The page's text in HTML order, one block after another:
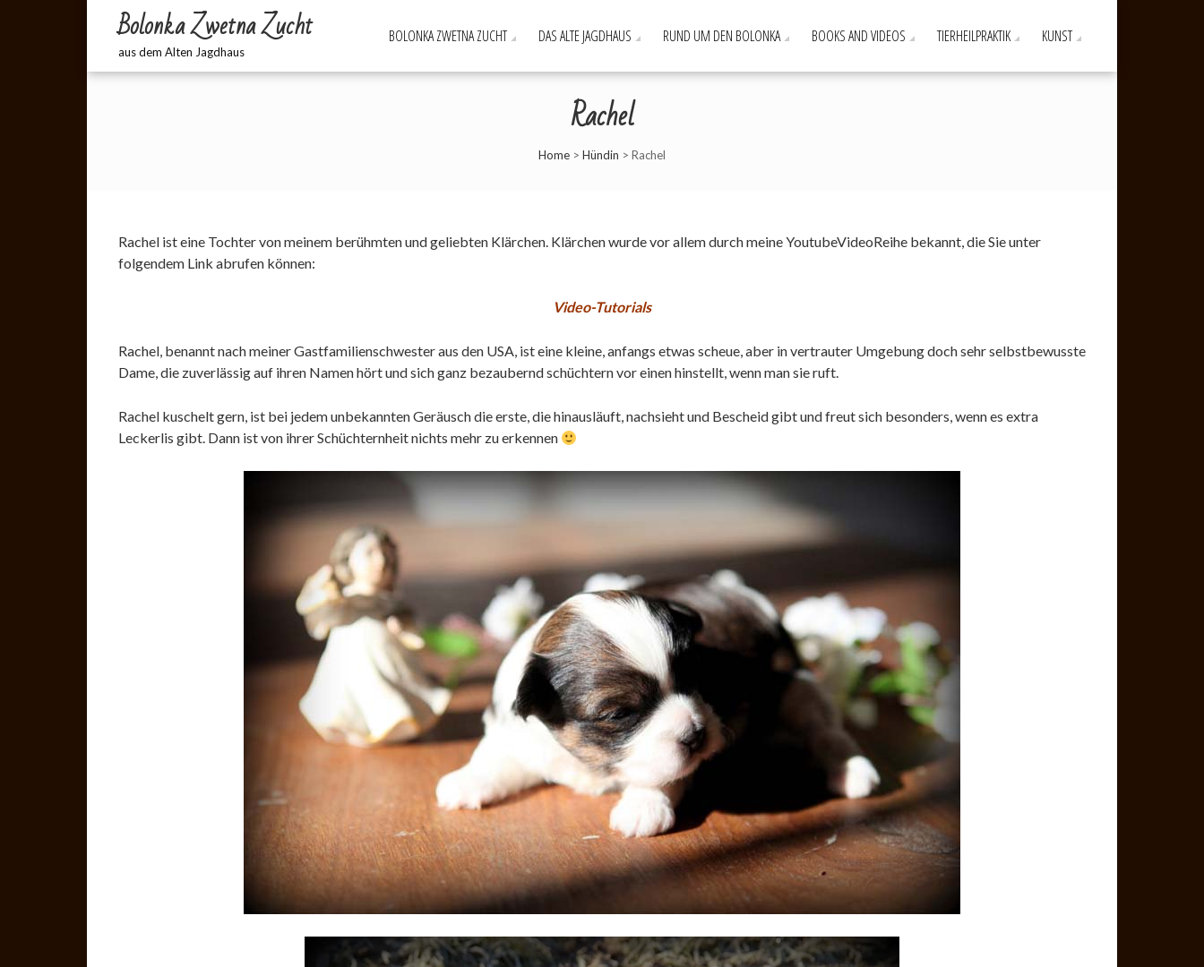
Bolonka Zwetna Zucht
aus dem Alten Jagdhaus
BOLONKA ZWETNA ZUCHT DAS ALTE JAGDHAUS RUND UM DEN BOLONKA BOOKS AND VIDEOS TIERHEILPRAKTIK KUNST
Rachel
Home > Hündin > Rachel
Rachel ist eine Tochter von meinem berühmten und geliebten Klärchen. Klärchen wurde vor allem durch meine YoutubeVideoReihe bekannt, die Sie unter
folgendem Link abrufen können:
Video-Tutorials
Rachel, benannt nach meiner Gastfamilienschwester aus den USA, ist eine kleine, anfangs etwas scheue, aber in vertrauter Umgebung doch sehr selbstbewusste
Dame, die zuverlässig auf ihren Namen hört und sich ganz bezaubernd schüchtern vor einen hinstellt, wenn man sie ruft.
Rachel kuschelt gern, ist bei jedem unbekannten Geräusch die erste, die hinausläuft, nachsieht und Bescheid gibt und freut sich besonders, wenn es extra
Leckerlis gibt. Dann ist von ihrer Schüchternheit nichts mehr zu erkennen